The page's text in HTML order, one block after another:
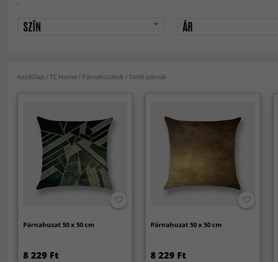
-
SZÍN ÁR
Kezdőlap /TC Home/ Párnahuzatok / Sötét párnák
Párnahuzat 50 x 50 cm
8 229 Ft
Párnahuzat 50 x 50 cm
8 229 Ft